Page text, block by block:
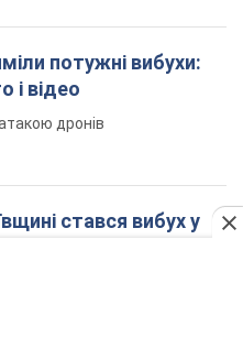
потужні вибухи:
і відео
дронів
стався вибух у